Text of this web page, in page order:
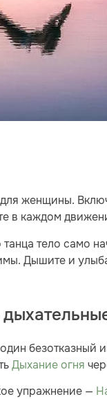
женщины.
в каждом
тело само
Дышите и
безотказный
Дыхание огня
упражнение —